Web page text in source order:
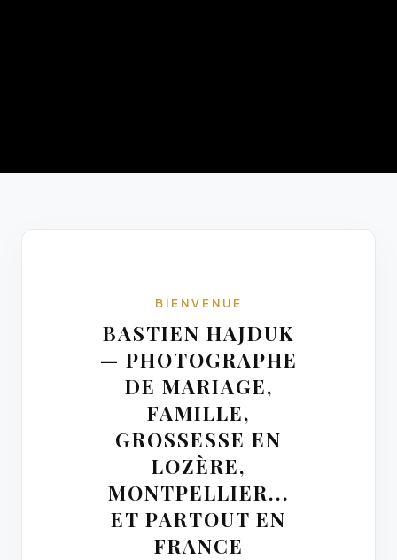
BIENVENUE
BASTIEN HAJDUK
— PHOTOGRAPHE
DE MARIAGE,
FAMILLE,
GROSSESSE EN
LOZÈRE,
MONTPELLIER...
ET PARTOUT EN
FRANCE